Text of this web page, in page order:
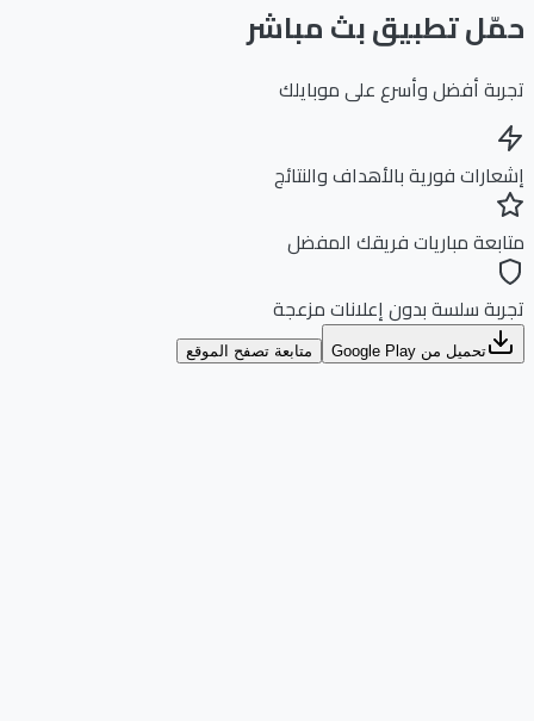
تطبيق بث مباشر
أفضل وأسرع على موبايلك
فورية بالأهداف والنتائج
مباريات فريقك المفضل
سلسة بدون إعلانات مزعجة
تحميل من Google Play متابعة تصفح الموقع